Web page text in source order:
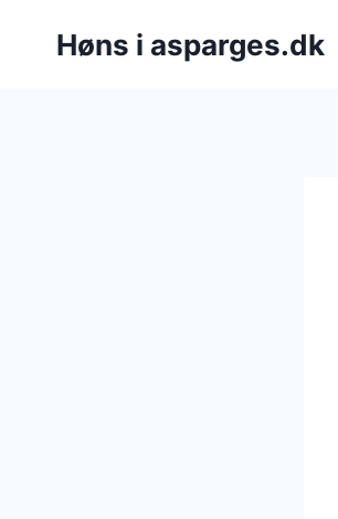
Høns i asparges.dk